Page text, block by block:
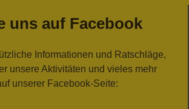
uns auf Facebook
Informationen und Ratschläge,
unsere Aktivitäten und vieles mehr
unserer Facebook-Seite: